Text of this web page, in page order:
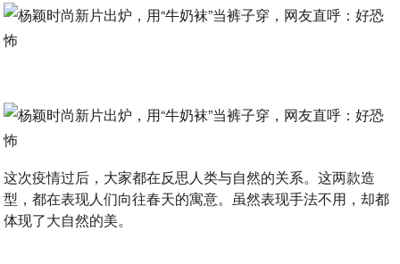
这次疫情过后，大家都在反思人类与自然的关系。这两款造
型，都在表现人们向往春天的寓意。虽然表现手法不用，却都
体现了大自然的美。